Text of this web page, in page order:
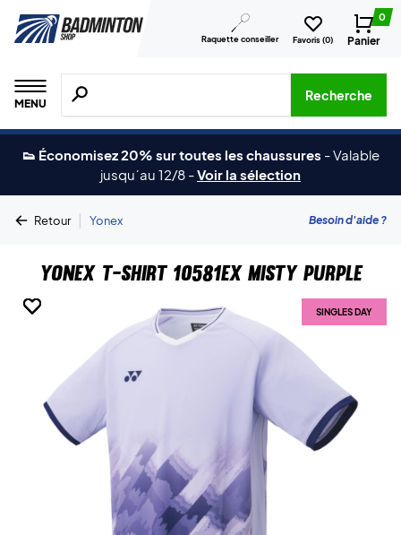
Raquette conseiller Favoris (0)
0
Panier
MENU
Recherche de produits, de marques, etc.
Recherche
👟 Économisez 20% sur toutes les chaussures -Valable
jusqu´au 12/8 -Voir la sélection
Retour | Yonex Besoin d'aide ?
Yonex T-shirt 10581EX Misty Purple
SINGLES DAY
SINGLES DAY
SINGLES DAY
SINGLES DAY
SINGLES DAY
SINGLES DAY